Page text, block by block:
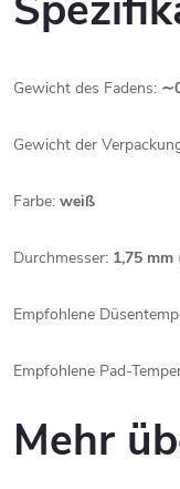
Gewicht des Fadens:
Gewicht der
Farbe: weiß
Durchmesser: 1,75 mm
Empfohlene
Empfohlene Pad-
Mehr